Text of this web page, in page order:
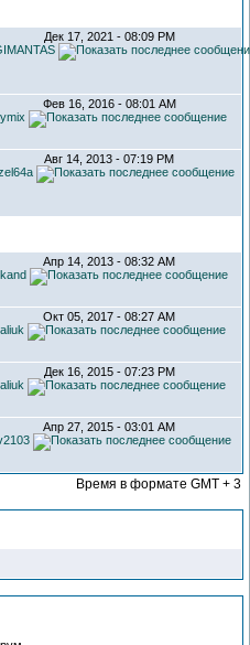
Дек 17, 2021 - 08:09 PM
Фев 16, 2016 - 08:01 AM
Авг 14, 2013 - 07:19 PM
Апр 14, 2013 - 08:32 AM
Окт 05, 2017 - 08:27 AM
Дек 16, 2015 - 07:23 PM
Апр 27, 2015 - 03:01 AM
Время в формате GMT + 3